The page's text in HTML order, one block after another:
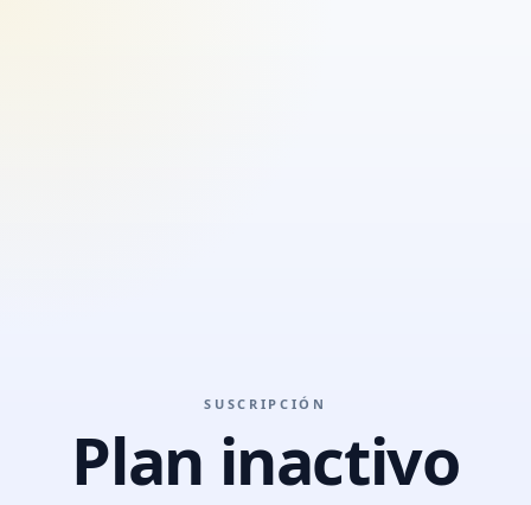
SUSCRIPCIÓN
Plan inactivo